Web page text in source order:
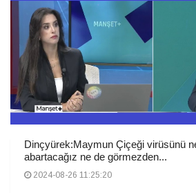
Dinçyürek:Maymun Çiçeği virüsünü
abartacağız ne de görmezden...
2024-08-26 11:25:20